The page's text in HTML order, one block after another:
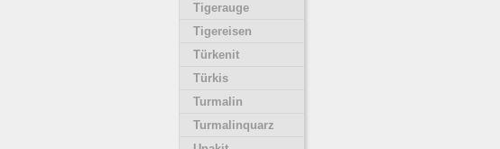
Tigerauge
Tigereisen
Türkenit
Türkis
Turmalin
Turmalinquarz